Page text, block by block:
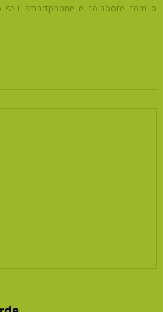
seu smartphone e colabore com o